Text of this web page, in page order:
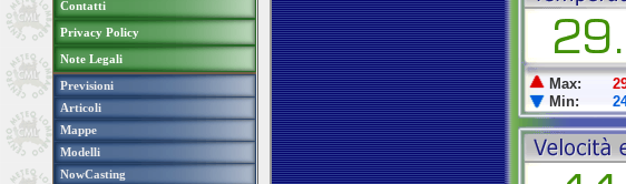
Contatti
Privacy Policy
Note Legali
Previsioni
Articoli
Mappe
Modelli
NowCasting